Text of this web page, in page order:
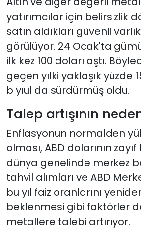
yatırımcılar için belirsizlik
satın aldıkları güvenli
görülüyor. 24 Ocak'ta
ilk kez 100 doları aştı.
geçen yılki yaklaşık yüzde
b yıul da sürdürmüş oldu.
Talep artışının
Enflasyonun normalden
olması, ABD dolarının
dünya genelinde merkez
tahvil alımları ve ABD
bu yıl faiz oranlarını
beklenmesi gibi faktörler
metallere talebi artırıyor.